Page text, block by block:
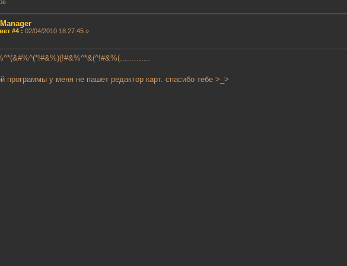
#4: 02/04/2010 18:27:45 »
программы у меня не пашет редактор карт. спасибо тебе >_>